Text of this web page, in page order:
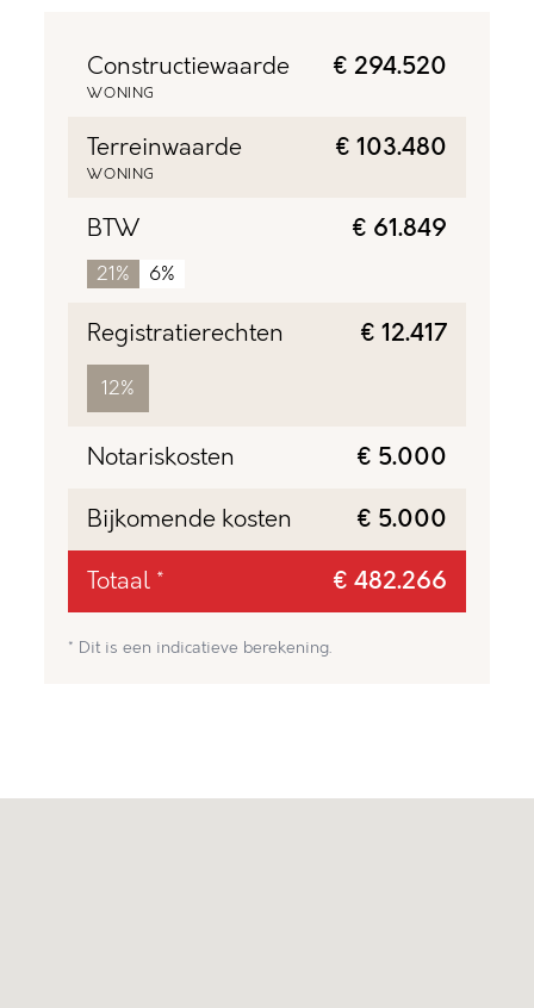
Constructiewaarde
WONING
€ 294.520
Terreinwaarde
WONING
€ 103.480
BTW
21% 6%
€ 61.849
Registratierechten
12%
€ 12.417
Notariskosten
€ 5.000
Bijkomende kosten
€ 5.000
Totaal *
€ 482.266
* Dit is een indicatieve berekening.